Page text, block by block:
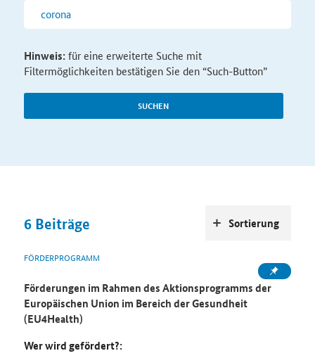
SUCHEN
Hinweis:für eine erweiterte Suche mit
Filtermöglichkeiten bestätigen Sie den “Such-Button”
6 Beiträge
FÖRDERPROGRAMM
Förderungen im Rahmen des Aktionsprogramms der
Europäischen Union im Bereich der Gesundheit
(EU4Health)
Wer wird gefördert?:
Sortierung